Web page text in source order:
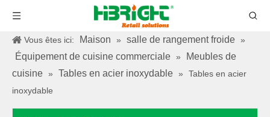
Vous êtes ici: Maison » salle de rangement froide »
Équipement de cuisine commerciale »
Meubles de
cuisine » Tables en acier inoxydable »
Tables en acier
inoxydable